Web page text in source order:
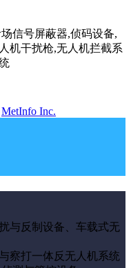
信号屏蔽器,侦码设备,
机干扰枪,无人机拦截系
MetInfo Inc.
与反制设备、车载式无
察打一体反无人机系统